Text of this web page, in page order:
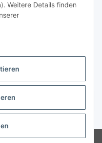
Weitere Details finden
Versand